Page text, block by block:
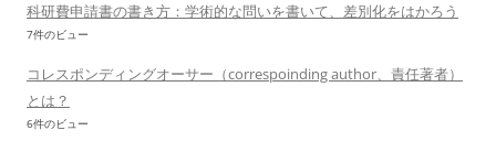
科研費申請書の書き方：学術的な問いを書いて、差別化をはかろう
7件のビュー
コレスポンディングオーサー（correspoinding author、責任著者）
とは？
6件のビュー